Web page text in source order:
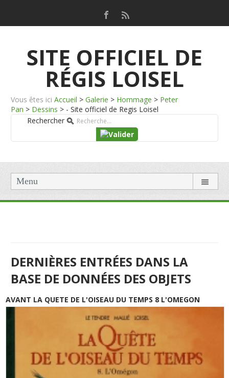
SITE OFFICIEL DE
RÉGIS LOISEL
Vous êtes ici Accueil > Galerie > Hommage > Peter
Pan > Dessins > - Site officiel de Regis Loisel
Rechercher
Menu
DERNIÈRES ENTRÉES DANS LA
BASE DE DONNÉES DES OBJETS
AVANT LA QUETE DE L'OISEAU DU TEMPS 8 L'OMEGON